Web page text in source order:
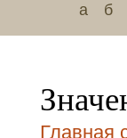
а б
Главная